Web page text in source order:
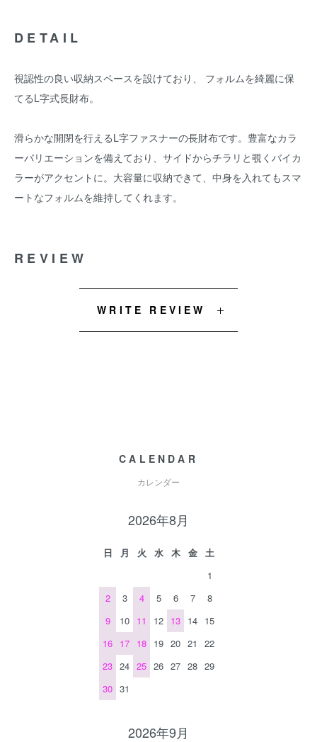
DETAIL
視認性の良い収納スペースを設けており、 フォルムを綺麗に保
てるL字式長財布。
滑らかな開閉を行えるL字ファスナーの長財布です。豊富なカラ
ーバリエーションを備えており、サイドからチラリと覗くバイカ
ラーがアクセントに。大容量に収納できて、中身を入れてもスマ
ートなフォルムを維持してくれます。
REVIEW
WRITE REVIEW
CALENDAR
カレンダー
2026年8月
日 月 火 水 木 金
土
1
2
3 4 5 6 7
8
9
10 11 12 13 14 15
16 17 18 19 20 21
22
23 24 25 26 27 28 29
30 31
2026年9月